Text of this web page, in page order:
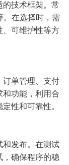
技术框架。常
。在选择时，需
、可维护性等方
订单管理、支付
和功能，利用合
性和可靠性。
和发布。在测试
，确保程序的稳